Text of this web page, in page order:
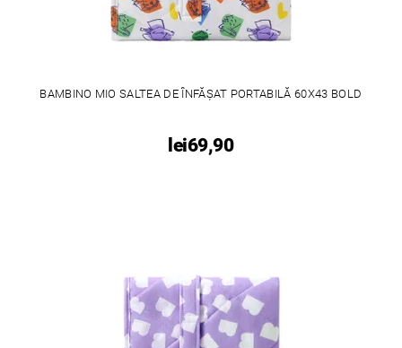
BAMBINO MIO SALTEA DE ÎNFĂȘAT PORTABILĂ 60X43 BOLD
lei69,90